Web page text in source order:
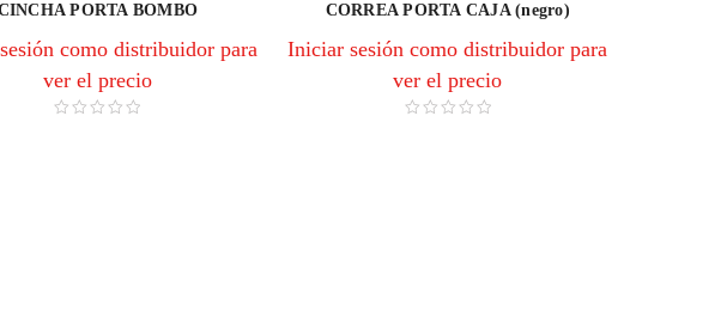
PORTA BOMBO
como distribuidor para
ver el precio
CORREA PORTA CAJA (negro)
Iniciar sesión como distribuidor para
ver el precio